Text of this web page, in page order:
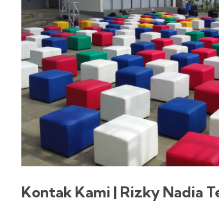
Kontak Kami | Rizky Nadia